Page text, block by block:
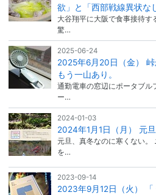
欲」と「西部戦線異状な
大谷翔平に大阪で食事接待す
驚…
2025-06-24
2025年6月20日（金）
もう一山あり。
通勤電車の窓辺にポータブル
ー…
2024-01-03
2024年1月1日（月） 元
元旦、真冬なのに寒くない。
を…
2023-09-14
2023年9月12日（火） 「